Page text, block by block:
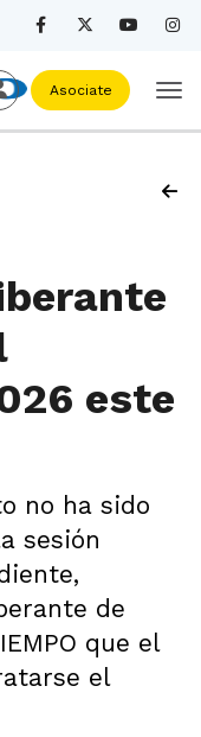
Asociate
este
no ha sido
sesión
de
que el
el